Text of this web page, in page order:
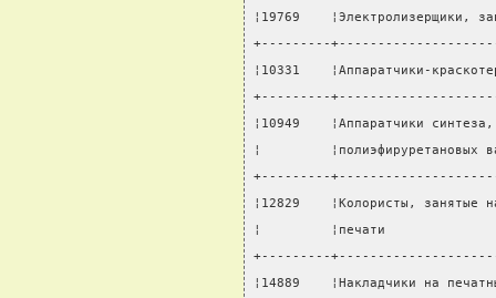
¦19769    ¦Электролизерщики,
+---------
¦10331    ¦Аппаратчики-
+---------
¦10949    ¦Аппаратчики
¦
+---------
¦12829    ¦Колористы, занятые
¦         ¦печати
+---------
¦14889    ¦Накладчики на